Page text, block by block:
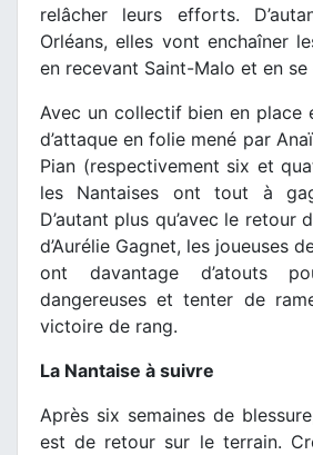
relâcher leurs efforts.
Orléans, elles vont enchaîner
en recevant Saint-Malo et en
Avec un collectif bien en place
d’attaque en folie mené par
Pian (respectivement six et
les Nantaises ont tout à
D’autant plus qu’avec le retour
d’Aurélie Gagnet, les joueuses
ont davantage d’atouts
dangereuses et tenter de
victoire de rang.
La Nantaise à suivre
Après six semaines de
est de retour sur le terrain.